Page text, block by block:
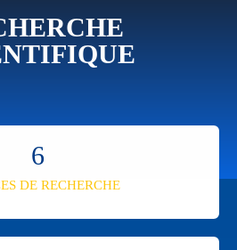
DE RECHERCHE
6